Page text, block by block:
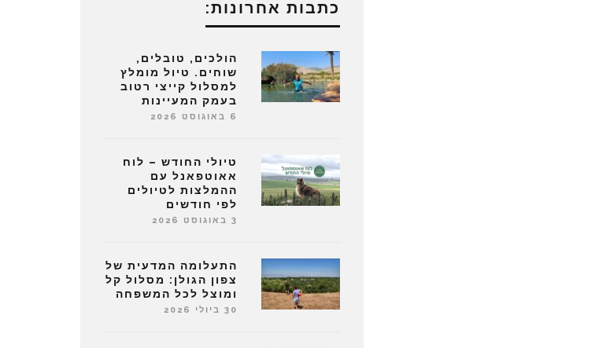
כתבות אחרונות:
הולכים, טובלים,
שוחים. טיול מומלץ
למסלול קייצי רטוב
בעמק המעיינות
6 באוגוסט 2026
טיולי החודש – לוח
אאוטפאנל עם
ההמלצות לטיולים
לפי חודשים
3 באוגוסט 2026
התעלומה המדעית של
צפון הגולן: מסלול קל
ומוצל לכל המשפחה
30 ביולי 2026